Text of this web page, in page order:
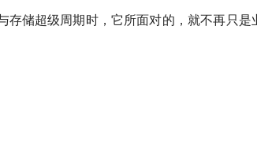
存储超级周期时，它所面对的，就不再只是